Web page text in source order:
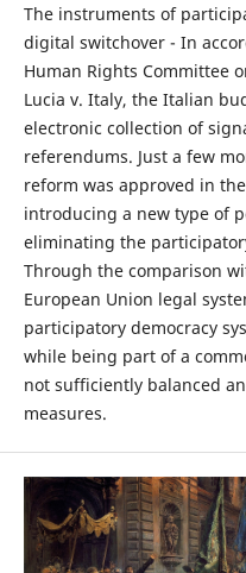
The instruments of
digital switchover - In
Human Rights Committee
Lucia v. Italy, the Italian
electronic collection of
referendums. Just a few
reform was approved in
introducing a new type of
eliminating the
Through the comparison
European Union legal
participatory democracy
while being part of a
not sufficiently balanced
measures.